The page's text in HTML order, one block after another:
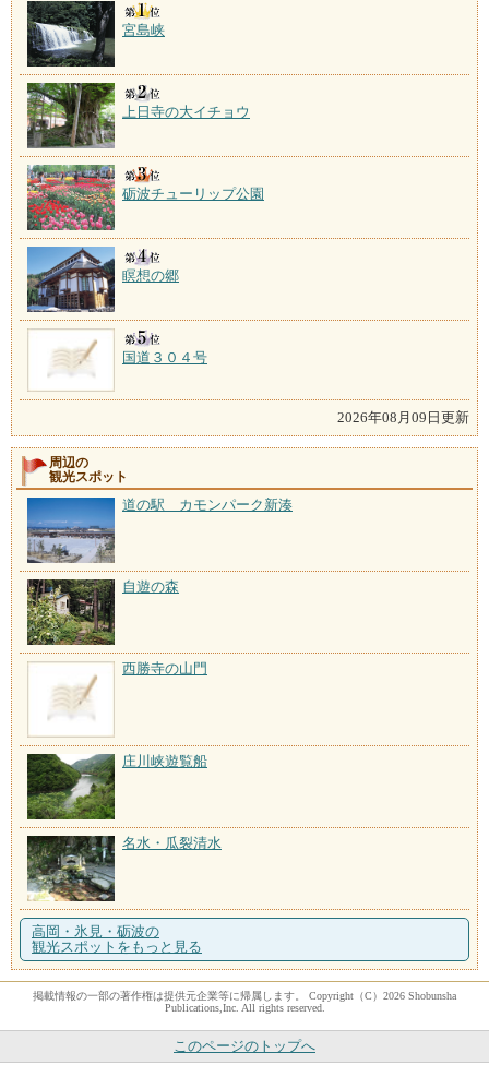
宮島峡
上日寺の大イチョウ
砺波チューリップ公園
瞑想の郷
国道３０４号
2026年08月09日更新
周辺の
観光スポット
道の駅 カモンパーク新湊
自遊の森
西勝寺の山門
庄川峡遊覧船
名水・瓜裂清水
高岡・氷見・砺波の
観光スポットをもっと見る
掲載情報の一部の著作権は提供元企業等に帰属します。 Copyright（C）2026 Shobunsha
Publications,Inc. All rights reserved.
このページのトップへ